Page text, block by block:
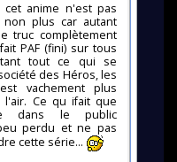
anime n'est pas
plus car autant
truc complètement
PAF (fini) sur tous
tout ce qui se
des Héros, les
vachement plus
Ce qu ifait que
dans le public
perdu et ne pas
cette série...